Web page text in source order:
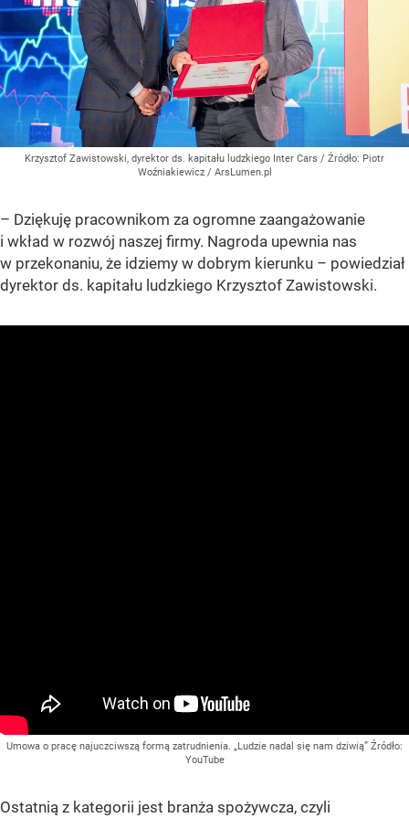
Krzysztof Zawistowski, dyrektor ds. kapitału ludzkiego Inter Cars / Źródło: Piotr
Woźniakiewicz / ArsLumen.pl
– Dziękuję pracownikom za ogromne zaangażowanie
i wkład w rozwój naszej firmy. Nagroda upewnia nas
w przekonaniu, że idziemy w dobrym kierunku – powiedział
dyrektor ds. kapitału ludzkiego Krzysztof Zawistowski.
Umowa o pracę najuczciwszą formą zatrudnienia. „Ludzie nadal się nam dziwią” Źródło:
YouTube
Ostatnią z kategorii jest branża spożywcza, czyli